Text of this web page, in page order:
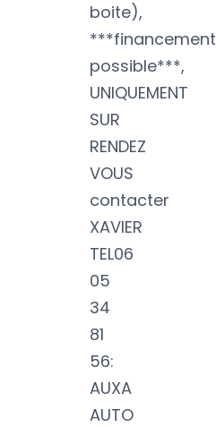
boite),
***financement
possible***,
UNIQUEMENT
SUR
RENDEZ
VOUS
contacter
XAVIER
TEL06
05
34
81
56:
AUXA
AUTO